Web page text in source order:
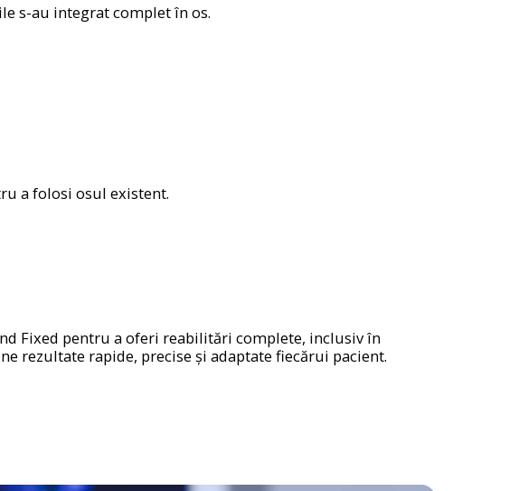
s-au integrat complet în os.
a folosi osul existent.
Fixed pentru a oferi reabilitări complete, inclusiv în
rezultate rapide, precise și adaptate fiecărui pacient.